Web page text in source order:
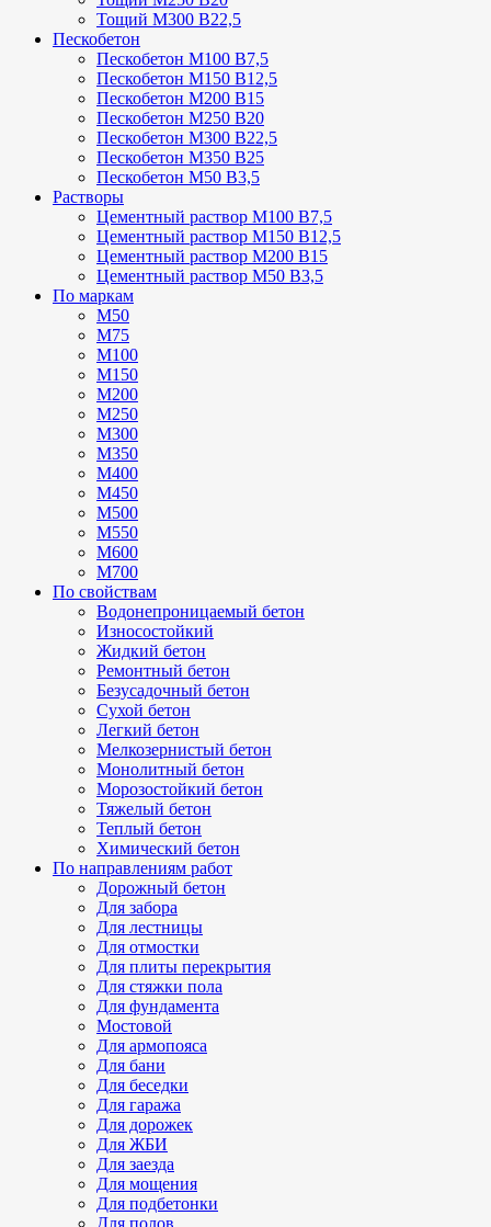
Тощий М300 В22,5
Пескобетон
Пескобетон М100 В7,5
Пескобетон М150 В12,5
Пескобетон М200 В15
Пескобетон М250 В20
Пескобетон М300 В22,5
Пескобетон М350 В25
Пескобетон М50 В3,5
Растворы
Цементный раствор М100 В7,5
Цементный раствор М150 В12,5
Цементный раствор М200 В15
Цементный раствор М50 В3,5
По маркам
М50
М75
М100
М150
М200
М250
М300
М350
М400
М450
М500
М550
М600
М700
По свойствам
Водонепроницаемый бетон
Износостойкий
Жидкий бетон
Ремонтный бетон
Безусадочный бетон
Сухой бетон
Легкий бетон
Мелкозернистый бетон
Монолитный бетон
Морозостойкий бетон
Тяжелый бетон
Теплый бетон
Химический бетон
По направлениям работ
Дорожный бетон
Для забора
Для лестницы
Для отмостки
Для плиты перекрытия
Для стяжки пола
Для фундамента
Мостовой
Для армопояса
Для бани
Для беседки
Для гаража
Для дорожек
Для ЖБИ
Для заезда
Для мощения
Для подбетонки
Для полов